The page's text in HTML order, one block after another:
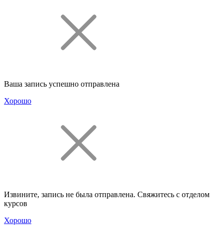
Ваша запись успешно отправлена
Хорошо
Извините, запись не была отправлена. Свяжитесь с отделом
курсов
Хорошо